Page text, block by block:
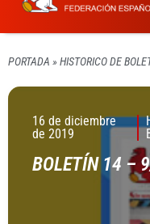
PORTADA » HISTORICO DE
16 de diciembre
de 2019
BOLETÍN 14 –